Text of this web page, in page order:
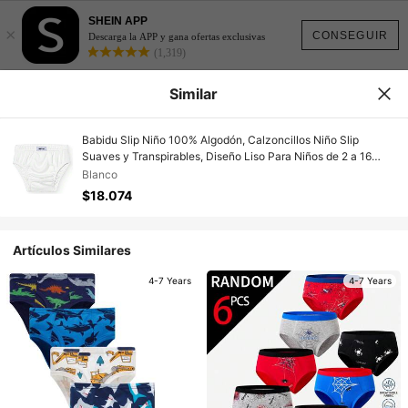
CONSEGUIR
×
SHEIN APP
Descarga la APP y gana ofertas exclusivas
(1,319)
Similar
Babidu Slip Niño 100% Algodón, Calzoncillos Niño Slip
Suaves y Transpirables, Diseño Liso Para Niños de 2 a 16
Años, Ropa Interior Cómoda, Ideal Uso Diario y Deportivos,
Calzoncillo Diseño Clásico - Envío GRATIS ✅ Entrega 24/48h
a España (península)
Blanco
$18.074
Artículos Similares
4-7 Years 4-7 Years